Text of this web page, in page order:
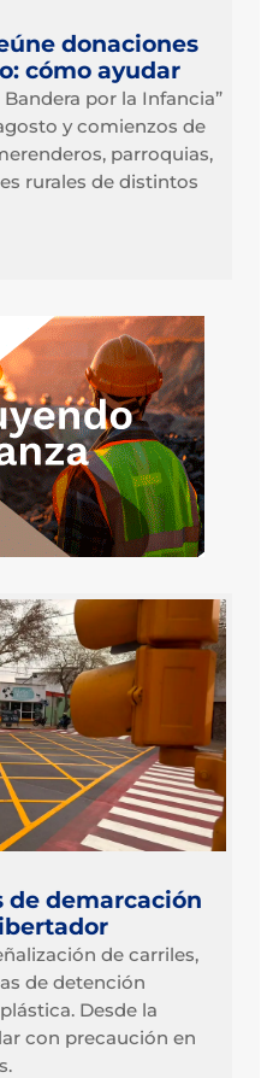
donaciones
cómo ayudar
por la Infancia”
y comienzos de
parroquias,
rurales de distintos
de demarcación
de carriles,
de detención
Desde la
con precaución en